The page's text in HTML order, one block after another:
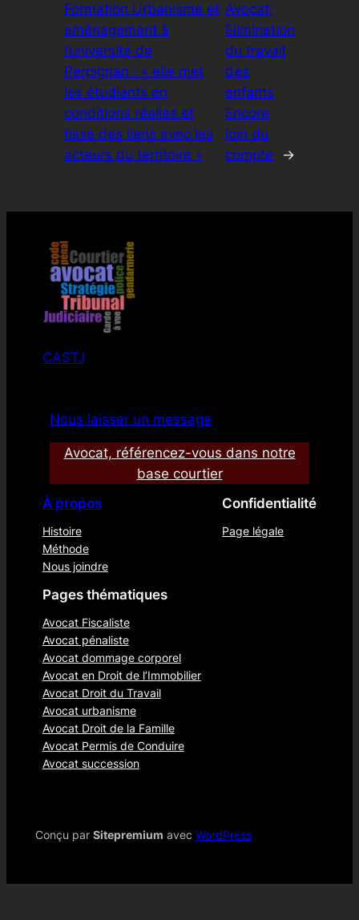
Formation Urbanisme et
aménagement à
l’université de
Perpignan : « elle met
les étudiants en
conditions réelles et
tisse des liens avec les
acteurs du territoire »
Avocat;
Elimination
du travail
des
enfants
Encore
loin du
compte
→
CASTJ
Nous laisser un message
Avocat, référencez-vous dans notre
base courtier
À propos
Histoire
Méthode
Nous joindre
Confidentialité
Page légale
Pages thématiques
Avocat Fiscaliste
Avocat pénaliste
Avocat dommage corporel
Avocat en Droit de l’Immobilier
Avocat Droit du Travail
Avocat urbanisme
Avocat Droit de la Famille
Avocat Permis de Conduire
Avocat succession
Conçu par Sitepremium avec WordPress